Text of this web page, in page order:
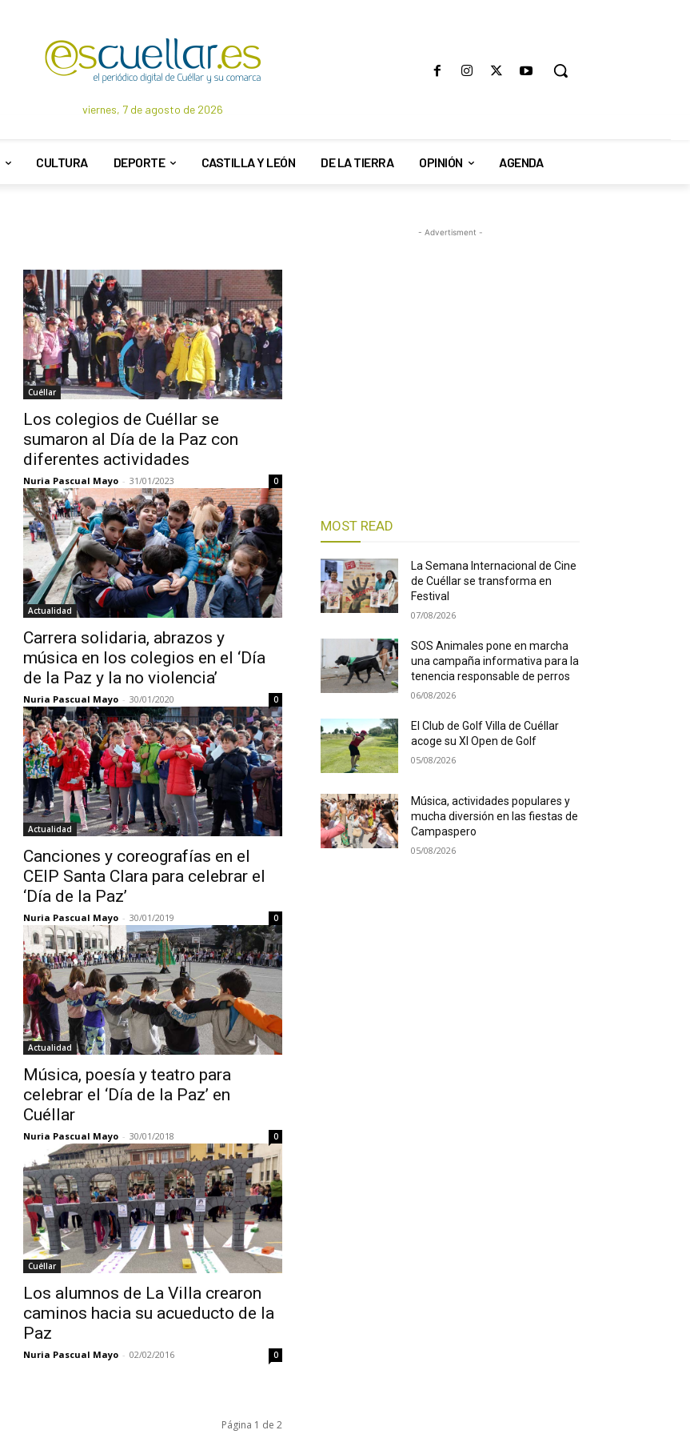
viernes, 7 de agosto de 2026
CULTURA DEPORTE CASTILLA Y LEÓN DE LA TIERRA OPINIÓN AGENDA
Cuéllar
Los colegios de Cuéllar se
sumaron al Día de la Paz con
diferentes actividades
Nuria Pascual Mayo - 31/01/2023 0
Actualidad
Carrera solidaria, abrazos y
música en los colegios en el ‘Día
de la Paz y la no violencia’
Nuria Pascual Mayo - 30/01/2020 0
Actualidad
Canciones y coreografías en el
CEIP Santa Clara para celebrar el
‘Día de la Paz’
Nuria Pascual Mayo - 30/01/2019 0
Actualidad
Música, poesía y teatro para
celebrar el ‘Día de la Paz’ en
Cuéllar
Nuria Pascual Mayo - 30/01/2018 0
Cuéllar
Los alumnos de La Villa crearon
caminos hacia su acueducto de la
Paz
Nuria Pascual Mayo - 02/02/2016 0
Página 1 de 2
- Advertisment -
MOST READ
La Semana Internacional de Cine
de Cuéllar se transforma en
Festival
07/08/2026
SOS Animales pone en marcha
una campaña informativa para la
tenencia responsable de perros
06/08/2026
El Club de Golf Villa de Cuéllar
acoge su XI Open de Golf
05/08/2026
Música, actividades populares y
mucha diversión en las fiestas de
Campaspero
05/08/2026